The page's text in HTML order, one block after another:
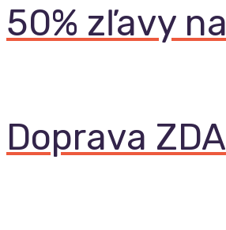
50% zľavy
Doprava